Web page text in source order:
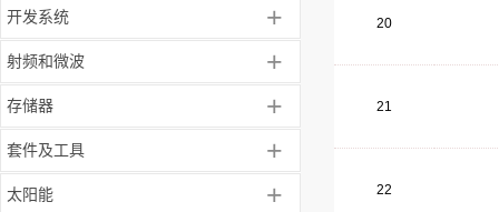
开发系统 +
射频和微波 +
存储器 +
套件及工具 +
太阳能 +
20
21
22